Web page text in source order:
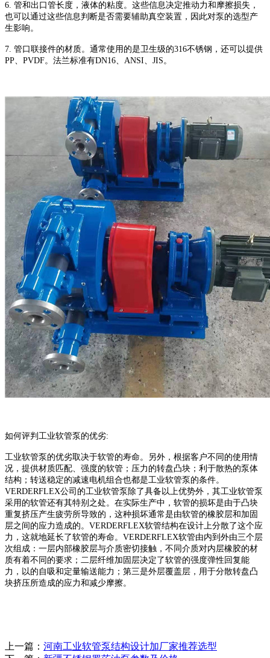
6. 管和出口管长度，液体的粘度。这些信息决定推动力和摩擦损失，
也可以通过这些信息判断是否需要辅助真空装置，因此对泵的选型产
生影响。
7. 管口联接件的材质。通常使用的是卫生级的316不锈钢，还可以提供
PP、 PVDF。法兰标准有DN16、 ANSI、 JIS。
如何评判 工业软管泵 的优劣:
工业软管泵 的优劣取决于软管的寿命。另外，根据客户不同的使用情
况，提供材质匹配、强度的软管；压力的转盘凸块；利于散热的泵体
结构；转送稳定的减速电机组合也都是工业软管泵 的条件。
VERDERFLEX公司的工业软管泵 除了具备以上优势外，其工业软管泵
采用的软管还有其特别之处。在实际生产中，软管的损坏是由于凸块
重复挤压产生疲劳所导致的，这种损坏通常是由软管的橡胶层和加固
层之间的应力造成的。 VERDERFLEX软管结构在设计上分散了这个应
力，这就地延长了软管的寿命。 VERDERFLEX软管由内到外由三个层
次组成：一层内部橡胶层与介质密切接触，不同介质对内层橡胶的材
质有着不同的要求；二层纤维加固层决定了软管的强度弹性回复能
力，以的自吸和定量输送能力；第三是外层覆盖层，用于分散转盘凸
块挤压所造成的应力和减少摩擦。
上一篇： 河南工业软管泵结构设计加厂家推荐选型